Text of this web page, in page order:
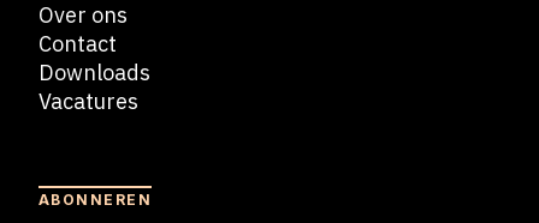
Over ons
Contact
Downloads
Vacatures
ABONNEREN